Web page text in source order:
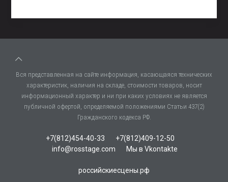
Вся представленная на сайте информация, касающаяся технических
характеристик, наличия на складе, стоимости товаров, носит
информационный характер и ни при каких условиях не является
публичной офертой, определяемой положениями Статьи 437(2)
Гражданского кодекса РФ.
+7(812)454-40-33
+7(812)409-12-50
info@rosstage.com
Мы в Vkontakte
российскиесцены.рф